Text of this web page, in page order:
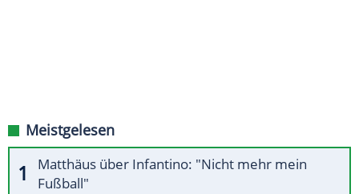
Meistgelesen
Matthäus über Infantino: "Nicht mehr mein
Fußball"